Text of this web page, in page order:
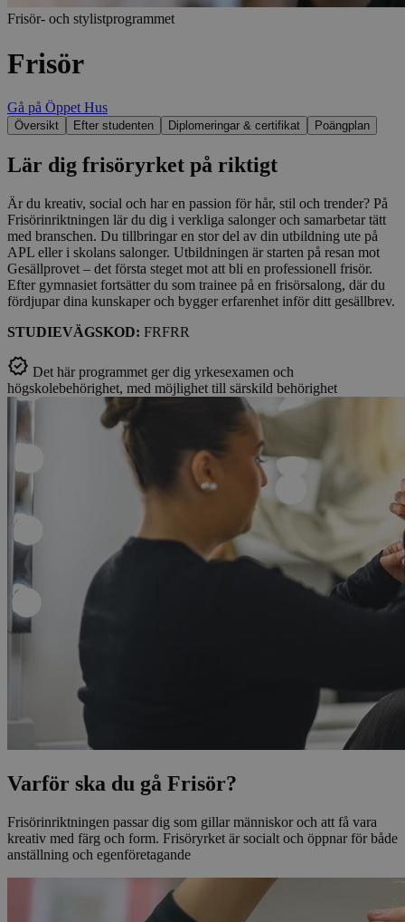
Frisör- och stylistprogrammet
Frisör
Gå på Öppet Hus
Översikt Efter studenten Diplomeringar & certifikat Poängplan
Lär dig frisöryrket på riktigt
Är du kreativ, social och har en passion för hår, stil och trender? På
Frisörinriktningen lär du dig i verkliga salonger och samarbetar tätt
med branschen. Du tillbringar en stor del av din utbildning ute på
APL eller i skolans salonger. Utbildningen är starten på resan mot
Gesällprovet – det första steget mot att bli en professionell frisör.
Efter gymnasiet fortsätter du som trainee på en frisörsalong, där du
fördjupar dina kunskaper och bygger erfarenhet inför ditt gesällbrev.
STUDIEVÄGSKOD: FRFRR
Det här programmet ger dig yrkesexamen och
högskolebehörighet, med möjlighet till särskild behörighet
Varför ska du gå Frisör?
Frisörinriktningen passar dig som gillar människor och att få vara
kreativ med färg och form. Frisöryrket är socialt och öppnar för både
anställning och egenföretagande